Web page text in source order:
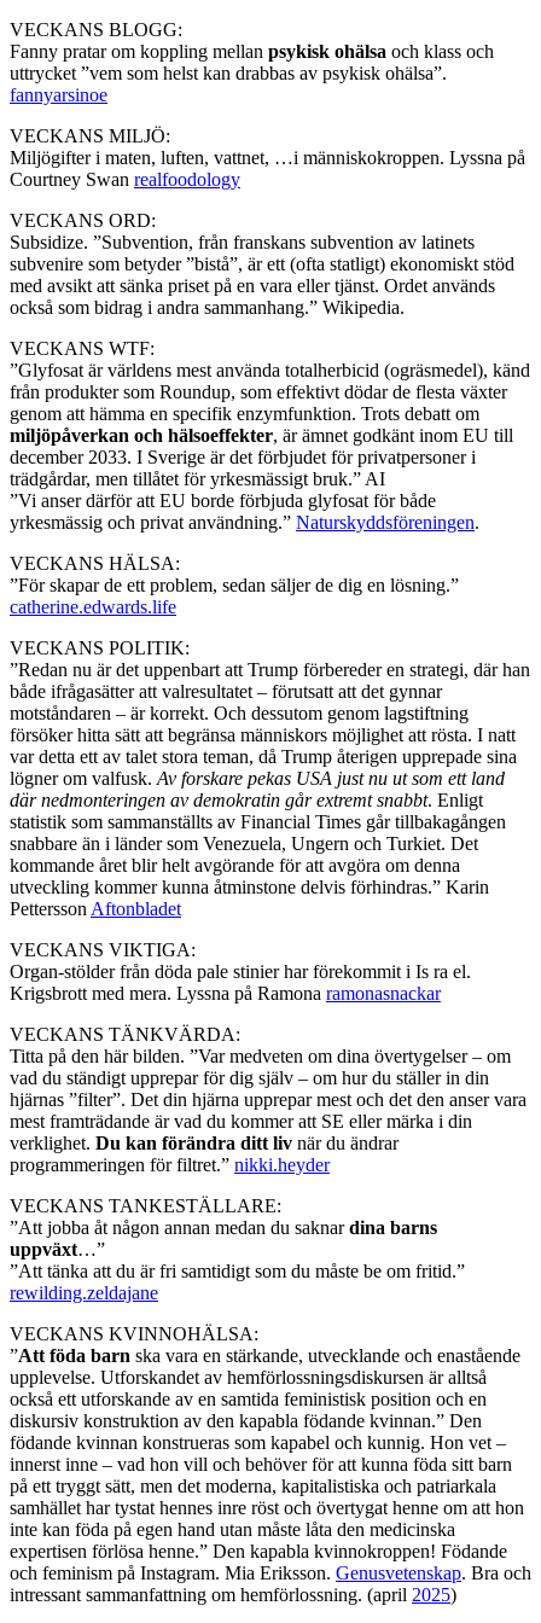
VECKANS BLOGG:
Fanny pratar om koppling mellan psykisk ohälsa och klass och
uttrycket ”vem som helst kan drabbas av psykisk ohälsa”.
fannyarsinoe
VECKANS MILJÖ:
Miljögifter i maten, luften, vattnet, …i människokroppen. Lyssna på
Courtney Swan realfoodology
VECKANS ORD:
Subsidize. ”Subvention, från franskans subvention av latinets
subvenire som betyder ”bistå”, är ett (ofta statligt) ekonomiskt stöd
med avsikt att sänka priset på en vara eller tjänst. Ordet används
också som bidrag i andra sammanhang.” Wikipedia.
VECKANS WTF:
”Glyfosat är världens mest använda totalherbicid (ogräsmedel), känd
från produkter som Roundup, som effektivt dödar de flesta växter
genom att hämma en specifik enzymfunktion. Trots debatt om
miljöpåverkan och hälsoeffekter, är ämnet godkänt inom EU till
december 2033. I Sverige är det förbjudet för privatpersoner i
trädgårdar, men tillåtet för yrkesmässigt bruk.” AI
”Vi anser därför att EU borde förbjuda glyfosat för både
yrkesmässig och privat användning.” Naturskyddsföreningen.
VECKANS HÄLSA:
”För skapar de ett problem, sedan säljer de dig en lösning.”
catherine.edwards.life
VECKANS POLITIK:
”Redan nu är det uppenbart att Trump förbereder en strategi, där han
både ifrågasätter att valresultatet – förutsatt att det gynnar
motståndaren – är korrekt. Och dessutom genom lagstiftning
försöker hitta sätt att begränsa människors möjlighet att rösta. I natt
var detta ett av talet stora teman, då Trump återigen upprepade sina
lögner om valfusk. Av forskare pekas USA just nu ut som ett land
där nedmonteringen av demokratin går extremt snabbt. Enligt
statistik som sammanställts av Financial Times går tillbakagången
snabbare än i länder som Venezuela, Ungern och Turkiet. Det
kommande året blir helt avgörande för att avgöra om denna
utveckling kommer kunna åtminstone delvis förhindras.” Karin
Pettersson Aftonbladet
VECKANS VIKTIGA:
Organ-stölder från döda pale stinier har förekommit i Is ra el.
Krigsbrott med mera. Lyssna på Ramona ramonasnackar
VECKANS TÄNKVÄRDA:
Titta på den här bilden. ”Var medveten om dina övertygelser – om
vad du ständigt upprepar för dig själv – om hur du ställer in din
hjärnas ”filter”. Det din hjärna upprepar mest och det den anser vara
mest framträdande är vad du kommer att SE eller märka i din
verklighet. Du kan förändra ditt liv när du ändrar
programmeringen för filtret.” nikki.heyder
VECKANS TANKESTÄLLARE:
”Att jobba åt någon annan medan du saknardina barns
uppväxt…”
”Att tänka att du är fri samtidigt som du måste be om fritid.”
rewilding.zeldajane
VECKANS KVINNOHÄLSA:
”Att föda barn ska vara en stärkande, utvecklande och enastående
upplevelse. Utforskandet av hemförlossningsdiskursen är alltså
också ett utforskande av en samtida feministisk position och en
diskursiv konstruktion av den kapabla födande kvinnan.” Den
födande kvinnan konstrueras som kapabel och kunnig. Hon vet –
innerst inne – vad hon vill och behöver för att kunna föda sitt barn
på ett tryggt sätt, men det moderna, kapitalistiska och patriarkala
samhället har tystat hennes inre röst och övertygat henne om att hon
inte kan föda på egen hand utan måste låta den medicinska
expertisen förlösa henne.” Den kapabla kvinnokroppen! Födande
och feminism på Instagram. Mia Eriksson. Genusvetenskap. Bra och
intressant sammanfattning om hemförlossning. (april 2025)